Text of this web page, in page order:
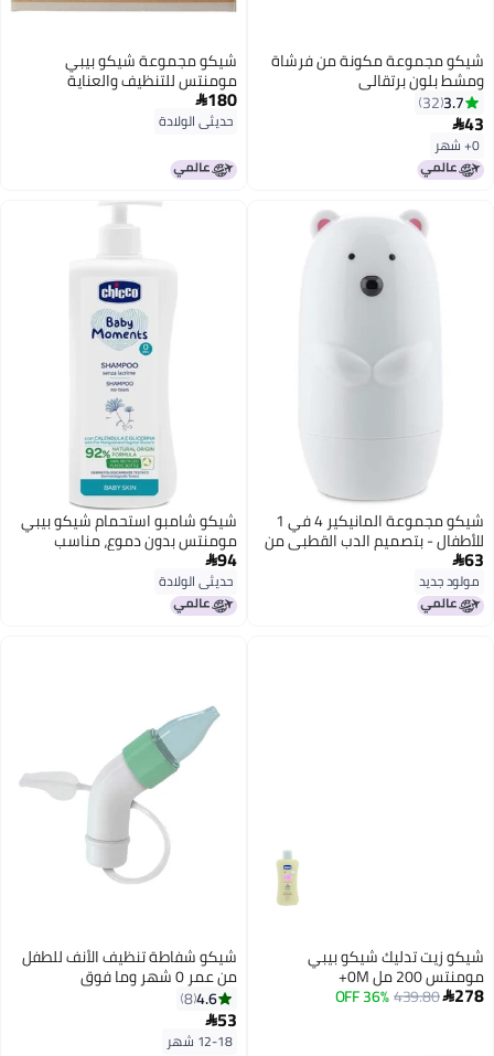
شيكو مجموعة مكونة من فرشاة
ومشط بلون برتقالي
3.7
32
43
0+ شهر
شيكو مجموعة شيكو بيبي
مومنتس للتنظيف والعناية
180
حديثي الولادة
شيكو مجموعة المانيكير 4 في 1
للأطفال - بتصميم الدب القطبي من
سن يوم فما فوق
63
مولود جديد
شيكو شامبو استحمام شيكو بيبي
مومنتس بدون دموع، مناسب
500 مل
94
حديثي الولادة
شيكو زيت تدليك شيكو بيبي
مومنتس 200 مل 0M+
278
439.80
36% OFF
شيكو شفاطة تنظيف الأنف للطفل
من عمر 0 شهر وما فوق
4.6
8
53
12-18 شهر